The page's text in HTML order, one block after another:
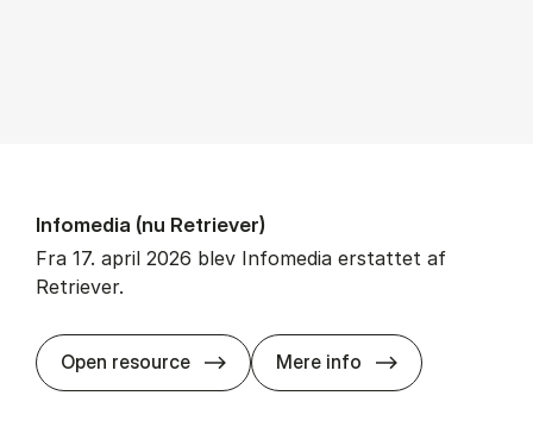
In­fo­me­dia (nu Re­tri­e­ver)
Fra 17. april 2026 blev Infomedia erstattet af
Retriever.
Open resource Mere info In­fo­me­dia (nu